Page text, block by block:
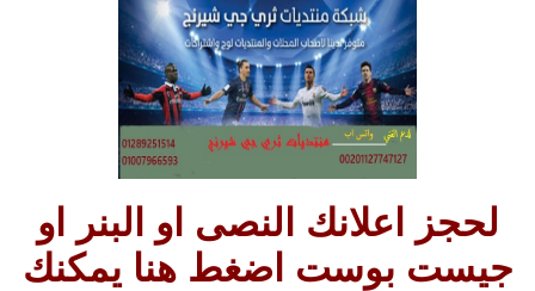
لحجز اعلانك النصى او البنر او
جيست بوست اضغط هنا يمكنك